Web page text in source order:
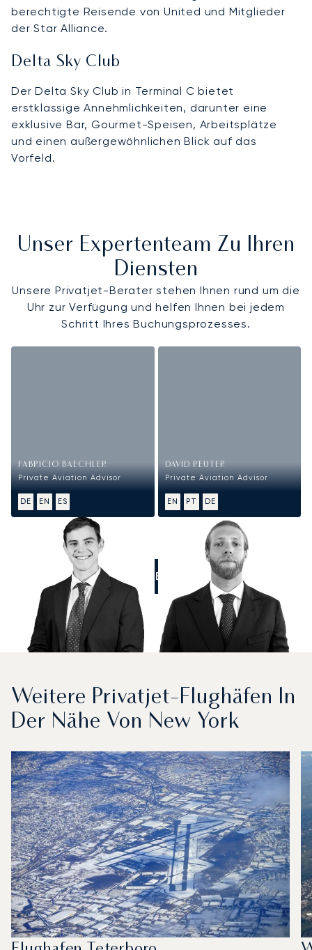
berechtigte Reisende von United und Mitglieder
der Star Alliance.
Delta Sky Club
Der Delta Sky Club in Terminal C bietet
erstklassige Annehmlichkeiten, darunter eine
exklusive Bar, Gourmet-Speisen, Arbeitsplätze
und einen außergewöhnlichen Blick auf das
Vorfeld.
Unser Expertenteam Zu Ihren
Diensten
Unsere Privatjet-Berater stehen Ihnen rund um die
Uhr zur Verfügung und helfen Ihnen bei jedem
Schritt Ihres Buchungsprozesses.
FABRICIO BAECHLER
Private Aviation Advisor
DE EN ES
DAVID REUTER
Private Aviation Advisor
EN PT DE
RUFEN SIE UNS AN
Weitere Privatjet-Flughäfen In
Der Nähe Von New York